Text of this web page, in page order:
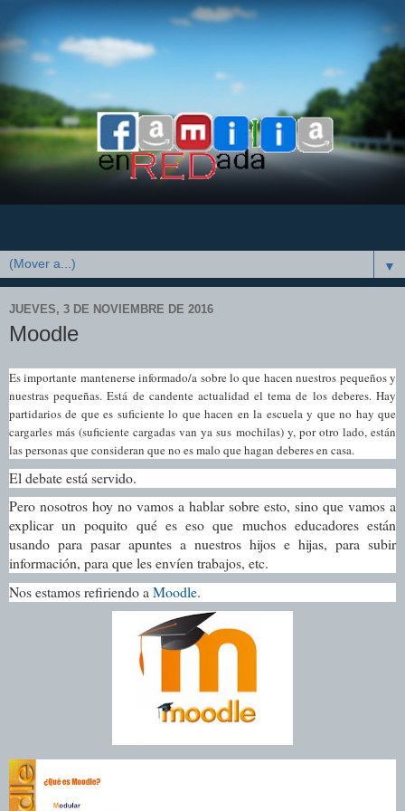
▼
JUEVES, 3 DE NOVIEMBRE DE 2016
Moodle
Es importante mantenerse informado/a sobre lo que hacen nuestros pequeños y
nuestras pequeñas. Está de candente actualidad el tema de los deberes. Hay
partidarios de que es suficiente lo que hacen en la escuela y que no hay que
cargarles más (suficiente cargadas van ya sus mochilas) y, por otro lado, están
las personas que consideran que no es malo que hagan deberes en casa.
El debate está servido.
Pero nosotros hoy no vamos a hablar sobre esto, sino que vamos a
explicar un poquito qué es eso que muchos educadores están
usando para pasar apuntes a nuestros hijos e hijas, para subir
información, para que les envíen trabajos, etc.
Nos estamos refiriendo a Moodle.